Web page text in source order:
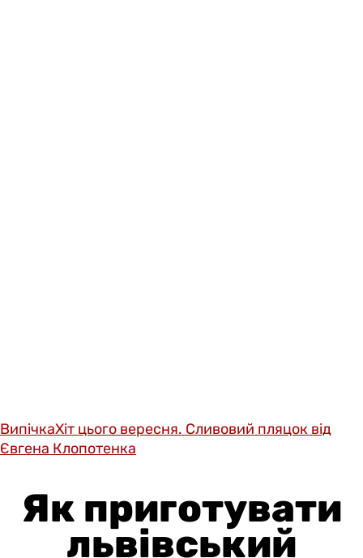
ВипічкаХіт цього вересня. Сливовий пляцок від
Євгена Клопотенка
Як приготувати
львівський